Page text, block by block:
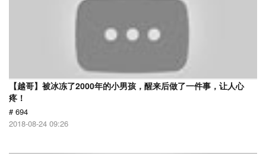
【越哥】被冰冻了2000年的小男孩，醒来后做了一件事，让人心
疼！
# 694
2018-08-24 09:26